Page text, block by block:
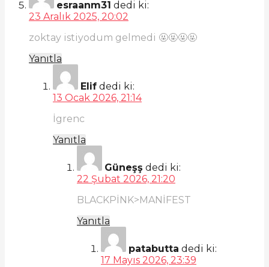
esraanm31 dedi ki:
23 Aralık 2025, 20:02
zoktay istiyodum gelmedi 🤬🤬🤬🤬
Yanıtla
Elif dedi ki:
13 Ocak 2026, 21:14
İgrenc
Yanıtla
Güneşş dedi ki:
22 Şubat 2026, 21:20
BLACKPİNK>MANİFEST
Yanıtla
patabutta dedi ki:
17 Mayıs 2026, 23:39